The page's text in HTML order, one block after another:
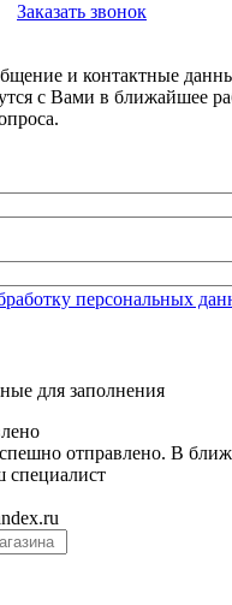
Заказать звонок
и контактные
с Вами в ближайшее
персональных
для заполнения
отправлено. В
специалист